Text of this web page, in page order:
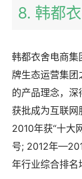
8. 韩都
韩都衣舍电商
牌生态运营集团
的产品理念，
获批成为互联网
2010年获“十大
号; 2012年
年行业综合排名